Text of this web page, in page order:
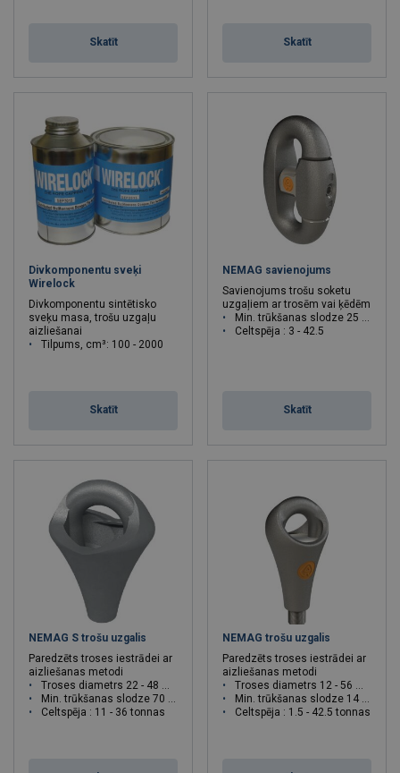
Skatīt Skatīt
Divkomponentu sveķi
Wirelock
Divkomponentu sintētisko
sveķu masa, trošu uzgaļu
aizliešanai
Tilpums, cm³: 100 - 2000
Skatīt
NEMAG savienojums
Savienojums trošu soketu
uzgaļiem ar trosēm vai ķēdēm
Min. trūkšanas slodze 25 - 260 T
Celtspēja : 3 - 42.5
Skatīt
NEMAG S trošu uzgalis
Paredzēts troses iestrādei ar
aizliešanas metodi
Troses diametrs 22 - 48 mm
Min. trūkšanas slodze 70 - 215 T
Celtspēja : 11 - 36 tonnas
NEMAG trošu uzgalis
Paredzēts troses iestrādei ar
aizliešanas metodi
Troses diametrs 12 - 56 mm
Min. trūkšanas slodze 14 - 240 T
Celtspēja : 1.5 - 42.5 tonnas